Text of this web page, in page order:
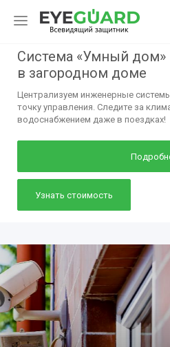
Система «Умный дом»
в загородном доме
Централизуем инженерные
точку управления. Следите за
водоснабжением даже в поездках!
Узнать стоимость